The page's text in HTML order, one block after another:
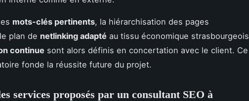
mots-clés pertinents, la hiérarchisation des pages
plan de netlinking adapté au tissu économique strasbourgeois
continue sont alors définis en concertation avec le client. Ce
fonde la réussite future du projet.
services proposés par un consultant SEO à